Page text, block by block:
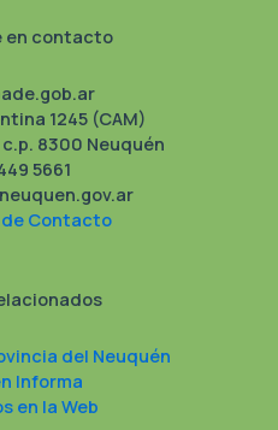
en contacto
1245 (CAM)
8300 Neuquén
5661
Contacto
del Neuquén
Informa
en la Web